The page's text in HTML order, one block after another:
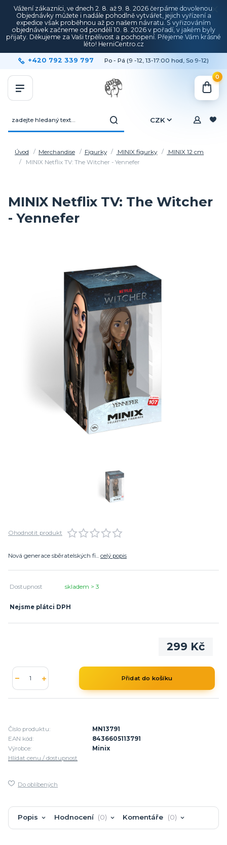
Vážení zákazníci, ve dnech 2. 8. až 9. 8. 2026 čerpáme dovolenou.
Objednávky můžete i nadále pohodlně vytvářet, jejich vyřízení a
expedice však proběhnou až po našem návratu. S vyřizováním
objednávek začneme od pondělí 10. 8. 2026 v pořadí, v jakém byly
přijaty. Děkujeme za Vaši trpělivost a pochopení. Přejeme Vám krásné
léto! HerniCentro.cz
CZK
+420 792 339 797 Po - Pá (9 -12, 13-17:00 hod, So 9-12)
0
Úvod Merchandise Figurky MINIX figurky
MINIX 12 cm
MINIX Netflix TV: The Witcher - Yennefer
MINIX Netflix TV: The Witcher
- Yennefer
Ohodnotit produkt
Nová generace sběratelských fi... celý popis
Dostupnost skladem > 3
Nejsme plátci DPH
299 Kč
Přidat do košíku
Číslo produktu:
MN13791
EAN kód:
8436605113791
Výrobce:
Minix
Hlídat cenu / dostupnost
Do oblíbených
Popis Hodnocení 0 Komentáře 0